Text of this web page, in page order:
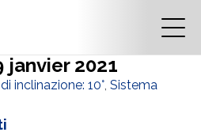
janvier 2021
inclinazione: 10°, Sistema